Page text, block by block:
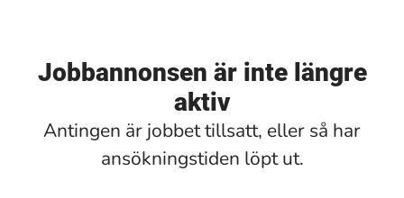
Jobbannonsen är inte längre
aktiv
Antingen är jobbet tillsatt, eller så har
ansökningstiden löpt ut.